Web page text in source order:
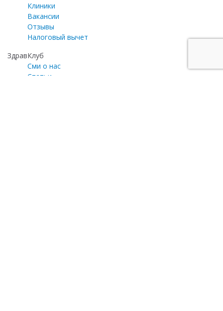
Клиники
Вакансии
Отзывы
Налоговый вычет
ЗдравКлуб
Сми о нас
Статьи